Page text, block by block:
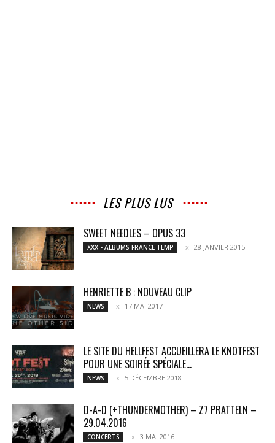
LES PLUS LUS
SWEET NEEDLES – OPUS 33
XXX - ALBUMS FRANCE TEMP 28 JANVIER 2015
HENRIETTE B : NOUVEAU CLIP
NEWS 17 MAI 2017
LE SITE DU HELLFEST ACCUEILLERA LE KNOTFEST
POUR UNE SOIRÉE SPÉCIALE...
NEWS 5 DÉCEMBRE 2018
D-A-D (+THUNDERMOTHER) – Z7 PRATTELN –
29.04.2016
CONCERTS 3 MAI 2016